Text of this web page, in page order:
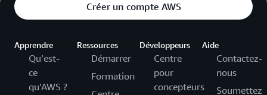
Créer un compte AWS
Apprendre
Qu’est-
ce
qu’AWS ?
Ressources
Démarrer
Formation
Développeurs
Centre
pour
concepteurs
Aide
Contactez-
nous
Soumettez